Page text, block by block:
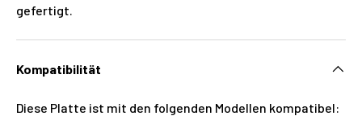
gefertigt.
Kompatibilität
Diese Platte ist mit den folgenden Modellen kompatibel: